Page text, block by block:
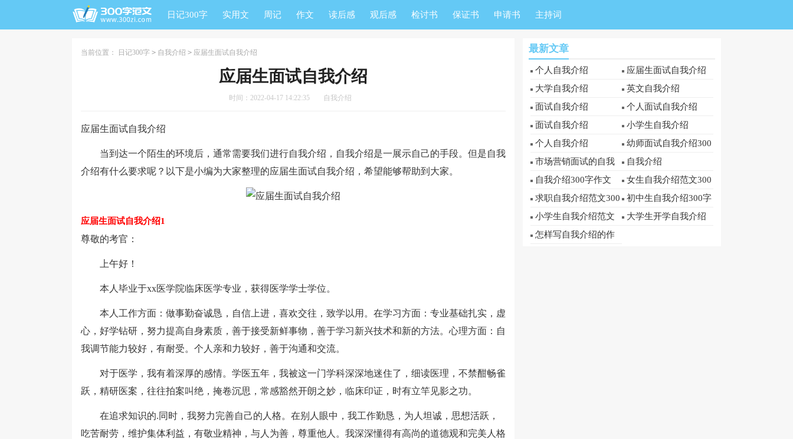
日记300字 实用文 周记 作文 读后感 观后感 检讨书 保证书 申请书 主持词
当前位置： 日记300字 > 自我介绍 > 应届生面试自我介绍
应届生面试自我介绍
时间：2022-04-17 14:22:35 自我介绍
应届生面试自我介绍
当到达一个陌生的环境后，通常需要我们进行自我介绍，自我介绍是一展示自己的手段。但是自我
介绍有什么要求呢？以下是小编为大家整理的应届生面试自我介绍，希望能够帮助到大家。
应届生面试自我介绍1
尊敬的考官：
上午好！
本人毕业于xx医学院临床医学专业，获得医学学士学位。
本人工作方面：做事勤奋诚恳，自信上进，喜欢交往，致学以用。在学习方面：专业基础扎实，虚
心，好学钻研，努力提高自身素质，善于接受新鲜事物，善于学习新兴技术和新的方法。心理方面：自
我调节能力较好，有耐受。个人亲和力较好，善于沟通和交流。
对于医学，我有着深厚的感情。学医五年，我被这一门学科深深地迷住了，细读医理，不禁酣畅雀
跃，精研医案，往往拍案叫绝，掩卷沉思，常感豁然开朗之妙，临床印证，时有立竿见影之功。
在追求知识的.同时，我努力完善自己的人格。在别人眼中，我工作勤恳，为人坦诚，思想活跃，
吃苦耐劳，维护集体利益，有敬业精神，与人为善，尊重他人。我深深懂得有高尚的道德观和完美人格
最新文章
个人自我介绍
应届生面试自我介绍
大学自我介绍
英文自我介绍
面试自我介绍
个人面试自我介绍
面试自我介绍
小学生自我介绍
个人自我介绍
幼师面试自我介绍300
字
市场营销面试的自我
介绍范文300字
自我介绍
自我介绍300字作文
女生自我介绍范文300
字
求职自我介绍范文300
字
初中生自我介绍300字
小学生自我介绍范文
300字
大学生开学自我介绍
怎样写自我介绍的作